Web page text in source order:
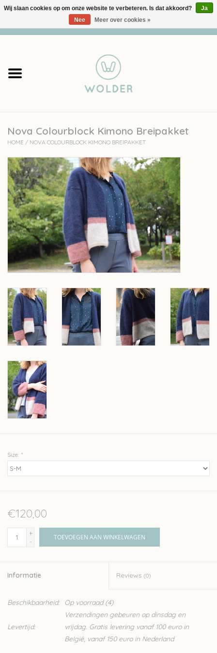
Garens
Accessoires
workshops
Cadeaubon
Solden
Over wolder
Nova Colourblock Kimono Breipakket
HOME / NOVA COLOURBLOCK KIMONO BREIPAKKET
Size: *
€120,00
+
-
TOEVOEGEN AAN WINKELWAGEN
Informatie Reviews (0)
Beschikbaarheid: Op voorraad(4)
Levertijd:
Verzendingen gebeuren op dinsdag en
vrijdag. Gratis levering vanaf 100 euro in
België, vanaf 150 euro in Nederland
Wij slaan cookies op om onze website te verbeteren. Is dat akkoord?
Ja
Nee
Meer over cookies »